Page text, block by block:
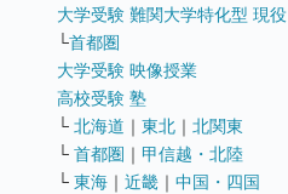
大学受験 難関大学特化型 現役
└首都圏
大学受験 映像授業
高校受験 塾
└ 北海道 ｜ 東北 ｜ 北関東
└ 首都圏 ｜ 甲信越・北陸
└ 東海 ｜ 近畿 ｜ 中国・四国